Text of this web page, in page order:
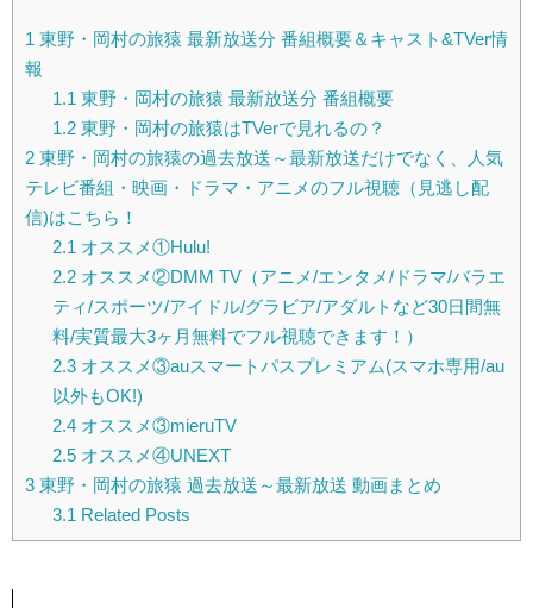
1 東野・岡村の旅猿 最新放送分 番組概要＆キャスト&TVer情
報
1.1 東野・岡村の旅猿 最新放送分 番組概要
1.2東野・岡村の旅猿はTVerで見れるの？
2 東野・岡村の旅猿の過去放送～最新放送だけでなく、人気
テレビ番組・映画・ドラマ・アニメのフル視聴（見逃し配
信)はこちら！
2.1 オススメ①Hulu!
2.2オススメ②DMM TV（アニメ/エンタメ/ドラマ/バラエ
ティ/スポーツ/アイドル/グラビア/アダルトなど30日間無
料/実質最大3ヶ月無料でフル視聴できます！）
2.3オススメ③auスマートパスプレミアム(スマホ専用/au
以外もOK!)
2.4オススメ③mieruTV
2.5オススメ④UNEXT
3 東野・岡村の旅猿 過去放送～最新放送 動画まとめ
3.1 Related Posts